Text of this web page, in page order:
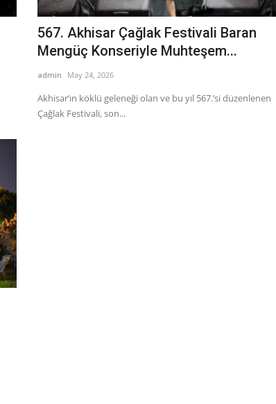
567. Akhisar Çağlak Festivali Baran
Mengüç Konseriyle Muhteşem...
admin May 24, 2026
Akhisar’ın köklü geleneği olan ve bu yıl 567.’si düzenlenen
Çağlak Festivali, son...